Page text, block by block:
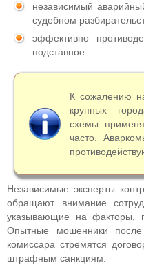
независимый
судебном
эффективно
подставное.
К сожалению
крупных
схемы
часто.
Независимые эксперты
обращают внимание
указывающие на факторы,
Опытные мошенники
комиссара стремятся
штрафным санкциям.